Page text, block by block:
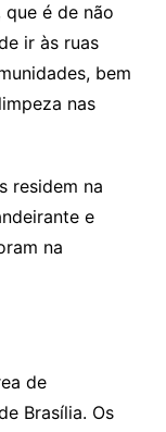
é de não
ir às ruas
bem
nas
residem na
e
na
de
Brasília. Os